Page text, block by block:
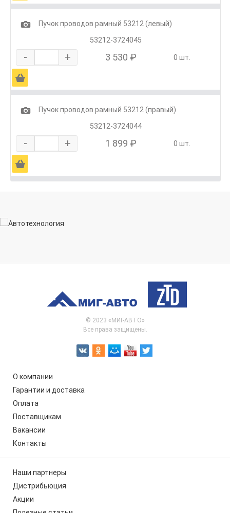
1
Пучок проводов рамный 53212 (левый)
53212-3724045
- + 3 530 ₽ 0 шт.
Ä
1
Пучок проводов рамный 53212 (правый)
53212-3724044
- + 1 899 ₽ 0 шт.
Ä
© 2023 «МИГ-АВТО»
Все права защищены.
О компании
Гарантии и доставка
Оплата
Поставщикам
Вакансии
Контакты
Наши партнеры
Дистрибьюция
Акции